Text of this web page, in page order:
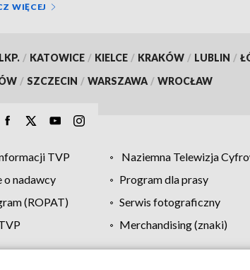
WIĘCEJ
/ KATOWICE / KIELCE / KRAKÓW / LUBLIN /
/ SZCZECIN / WARSZAWA / WROCŁAW
TVP Naziemna Telewizja
o nadawcy
Program dla prasy
(ROPAT)
Serwis fotograficzny
Merchandising (znaki)